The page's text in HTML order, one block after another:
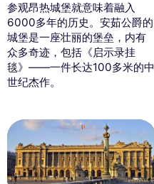
参观昂热城堡就意味着融入
6000多年的历史。安茹公爵的
城堡是一座壮丽的堡垒，内有
众多奇迹，包括《启示录挂
毯》——一件长达100多米的中
世纪杰作。